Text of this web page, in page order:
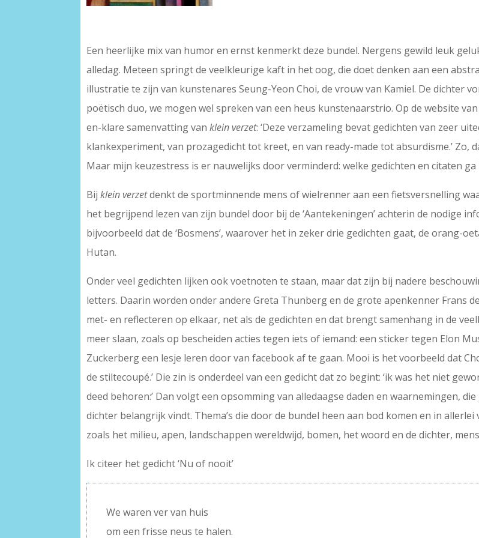
Een heerlijke mix van humor en ernst kenmerkt deze bundel. Nergens gewild leuk
alledag. Meteen springt de veelkleurige kaft in het oog, die doet denken aan een
illustratie te zijn van kunstenares Seung-Yeon Choi, de vrouw van Kamiel. De dichter
poëtisch duo, we mogen wel spreken van een heus kunstenaarstrio. Op de website
en-klare samenvatting vanklein verzet: ‘Deze verzameling bevat gedichten van zeer
klankexperiment, van prozagedicht tot kreet, en van ready-made tot absurdisme.’ Zo,
Maar mijn keuzestress is er nauwelijks door verminderd: welke gedichten en citaten ga
Bijklein verzetdenkt de sportminnende mens of wielrenner aan een fietsversnelling
het begrijpend lezen van zijn bundel door bij de ‘Aantekeningen’ achterin de nodige
bijvoorbeeld dat de ‘Bosmens’, waarover het in zeker drie gedichten gaat, de orang-
Hutan.
Onder veel gedichten lijken ook voetnoten te staan, maar dat zijn bij nadere
letters. Daarin worden onder andere Greta Thunberg en de grote apenkenner Frans
met- en reflecteren op elkaar, net als de gedichten en dat brengt samenhang in de
meer slaan, zoals op bescheiden acties tegen iets of iemand: een sticker tegen Elon
Zuckerberg een lesje leren door van facebook af te gaan. Mooi is het voorbeeld dat
de stiltecoupé.’ Die zin is onderdeel van een gedicht dat zo begint: ‘ik was het niet
deed behoren:’ Dan volgt een opsomming van alledaagse daden en waarnemingen,
dichter belangrijk vindt. Thema’s die door de bundel heen aan bod komen en in
zoals het milieu, apen, landschappen wereldwijd, bomen, het woord en de dichter,
Ik citeer het gedicht ‘Nu of nooit’
We waren ver van huis
om een frisse neus te halen.